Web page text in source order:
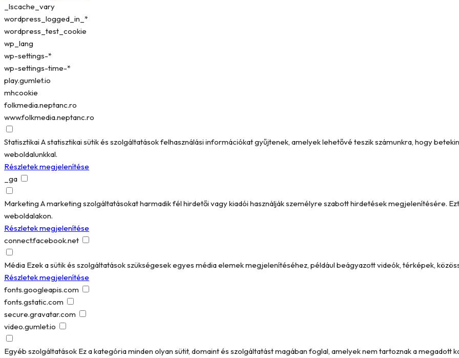
_lscache_vary
wordpress_logged_in_*
wordpress_test_cookie
wp_lang
wp-settings-*
wp-settings-time-*
play.gumlet.io
mhcookie
folkmedia.neptanc.ro
www.folkmedia.neptanc.ro
StatisztikaiA statisztikai sütik és szolgáltatások felhasználási információkat gyűjtenek, amelyek lehetővé teszik számunkra, hogy
weboldalunkkal.
Részletek megjelenítése
_ga
Marketing A marketing szolgáltatásokat harmadik fél hirdetői vagy kiadói használják személyre szabott hirdetések megjelenítésére.
weboldalakon.
Részletek megjelenítése
connect.facebook.net
Média Ezek a sütik és szolgáltatások szükségesek egyes média elemek megjelenítéséhez, például beágyazott videók, térképek,
Részletek megjelenítése
fonts.googleapis.com
fonts.gstatic.com
secure.gravatar.com
video.gumlet.io
Egyéb szolgáltatások Ez a kategória minden olyan sütit, domaint és szolgáltatást magában foglal, amelyek nem tartoznak a